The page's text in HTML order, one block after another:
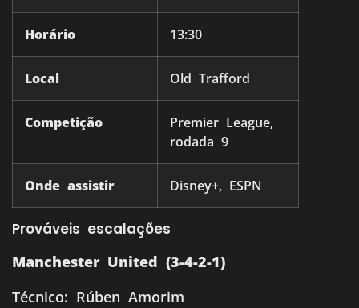
Horário 13:30
Local Old Trafford
Competição
Premier League,
rodada 9
Onde assistir Disney+, ESPN
Prováveis escalações
Manchester United (3-4-2-1)
Técnico: Rúben Amorim